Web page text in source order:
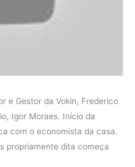
e Gestor da Vokin, Frederico
Igor Moraes. Início da
com o economista da casa.
propriamente dita começa